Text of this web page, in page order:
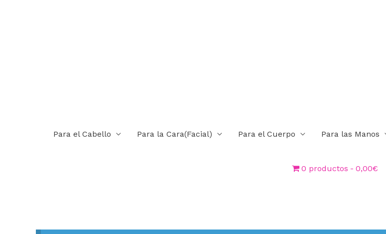
Para el Cabello Para la Cara(Facial) Para el Cuerpo Para las Manos
0 productos 0,00€